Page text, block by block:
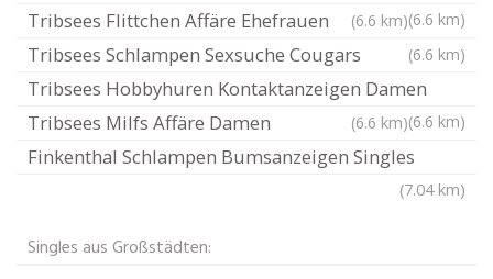
(6.6 km)
Tribsees Flittchen Affäre Ehefrauen (6.6 km)
Tribsees Schlampen Sexsuche Cougars (6.6 km)
Tribsees Hobbyhuren Kontaktanzeigen Damen
(6.6 km)
Tribsees Milfs Affäre Damen (6.6 km)
Finkenthal Schlampen Bumsanzeigen Singles
(7.04 km)
Singles aus Großstädten: